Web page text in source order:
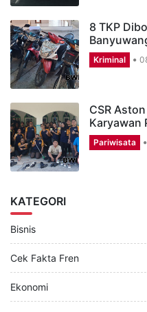
8 TKP
Kriminal
CSR
Karyawan
Pariwisata
KATEGORI
Bisnis
Cek Fakta Fren
Ekonomi